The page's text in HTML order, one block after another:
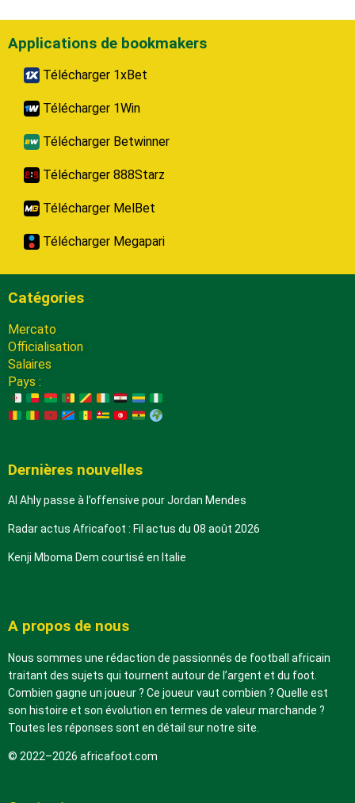
Applications de bookmakers
Télécharger 1xBet
Télécharger 1Win
Télécharger Betwinner
Télécharger 888Starz
Télécharger MelBet
Télécharger Megapari
Catégories
Mercato
Officialisation
Salaires
Pays :
Dernières nouvelles
Al Ahly passe à l’offensive pour Jordan Mendes
Radar actus Africafoot : Fil actus du 08 août 2026
Kenji Mboma Dem courtisé en Italie
A propos de nous
Nous sommes une rédaction de passionnés de football africain
traitant des sujets qui tournent autour de l’argent et du foot.
Combien gagne un joueur ? Ce joueur vaut combien ? Quelle est
son histoire et son évolution en termes de valeur marchande ?
Toutes les réponses sont en détail sur notre site.
© 2022–2026 africafoot.com